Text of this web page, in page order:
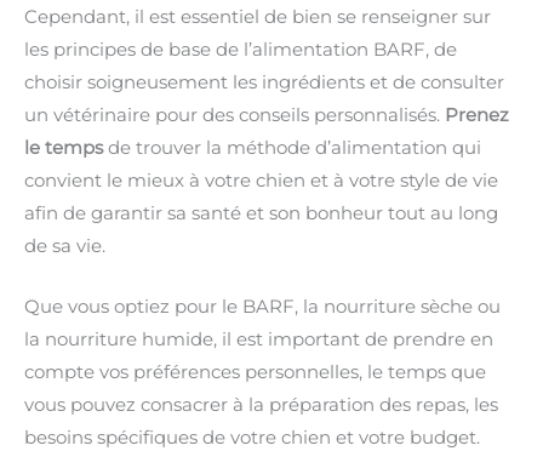
Cependant, il est essentiel de bien se renseigner sur
les principes de base de l’alimentation BARF, de
choisir soigneusement les ingrédients et de consulter
un vétérinaire pour des conseils personnalisés. Prenez
le tempsde trouver la méthode d’alimentation qui
convient le mieux à votre chien et à votre style de vie
afin de garantir sa santé et son bonheur tout au long
de sa vie.
Que vous optiez pour le BARF, la nourriture sèche ou
la nourriture humide, il est important de prendre en
compte vos préférences personnelles, le temps que
vous pouvez consacrer à la préparation des repas, les
besoins spécifiques de votre chien et votre budget.